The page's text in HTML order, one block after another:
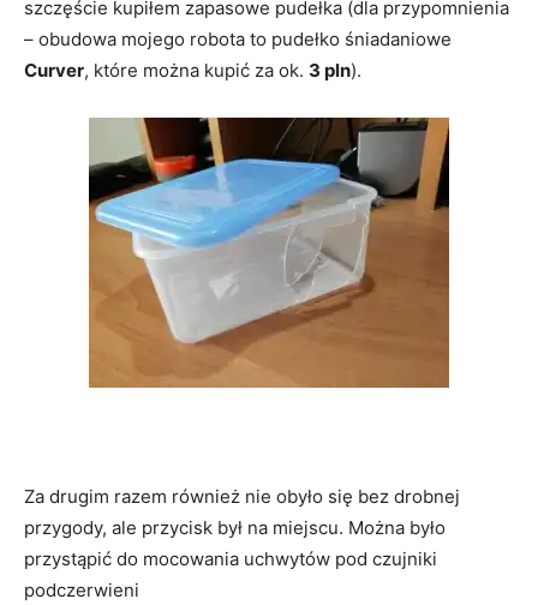
szczęście kupiłem zapasowe pudełka (dla przypomnienia
– obudowa mojego robota to pudełko śniadaniowe
Curver, które można kupić za ok. 3 pln).
Za drugim razem również nie obyło się bez drobnej
przygody, ale przycisk był na miejscu. Można było
przystąpić do mocowania uchwytów pod czujniki
podczerwieni